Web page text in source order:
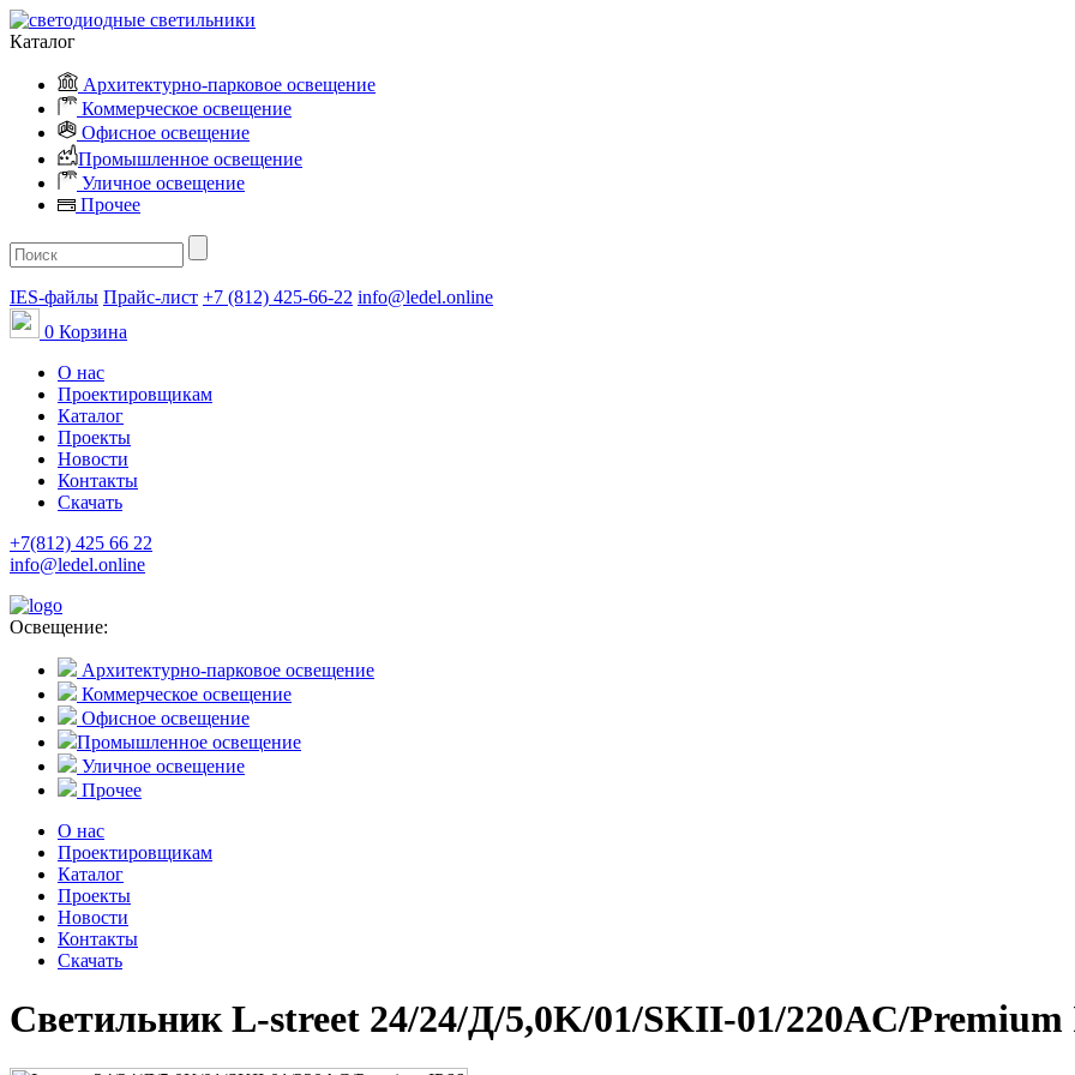
Каталог
Архитектурно-парковое освещение
Коммерческое освещение
Офисное освещение
Промышленное освещение
Уличное освещение
Прочее
IES-файлы Прайс-лист +7 (812) 425-66-22 info@ledel.online
0 Корзина
О нас
Проектировщикам
Каталог
Проекты
Новости
Контакты
Скачать
+7(812) 425 66 22
info@ledel.online
Освещение:
Архитектурно-парковое освещение
Коммерческое освещение
Офисное освещение
Промышленное освещение
Уличное освещение
Прочее
О нас
Проектировщикам
Каталог
Проекты
Новости
Контакты
Скачать
Светильник L-street 24/24/Д/5,0K/01/SKII-01/220AC/Premium